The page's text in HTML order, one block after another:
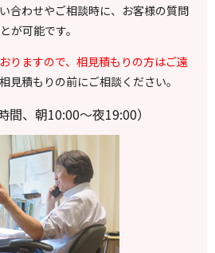
合わせやご相談時に、お客様の質問
が可能です。
りますので、相見積もりの方はご遠
相見積もりの前にご相談ください。
、朝10:00～夜19:00）